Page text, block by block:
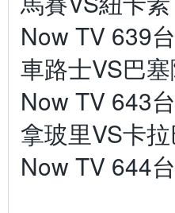
Now TV 639
車路士VS巴
Now TV 643
拿玻里VS卡
Now TV 644